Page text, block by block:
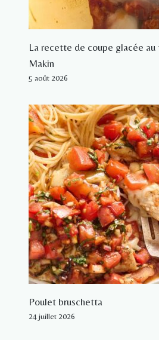
La recette de coupe glacée au
Makin
5 août 2026
Poulet bruschetta
24 juillet 2026